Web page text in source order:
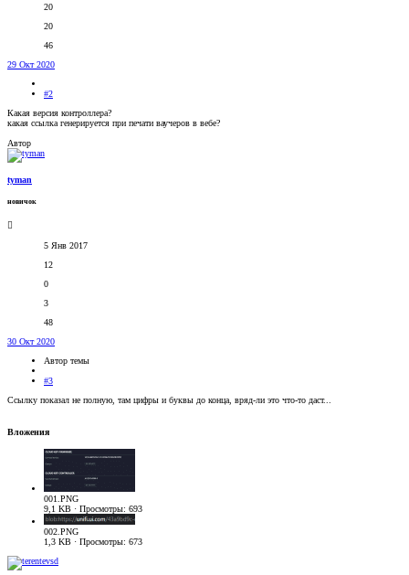
20
20
46
29 Окт 2020
#2
Какая версия контроллера?
какая ссылка генерируется при печати ваучеров в вебе?
Автор
tyman
новичок
5 Янв 2017
12
0
3
48
30 Окт 2020
Автор темы
#3
Ссылку показал не полную, там цифры и буквы до конца, вряд-ли это что-то даст...
Вложения
001.PNG
9,1 KB · Просмотры: 693
002.PNG
1,3 KB · Просмотры: 673